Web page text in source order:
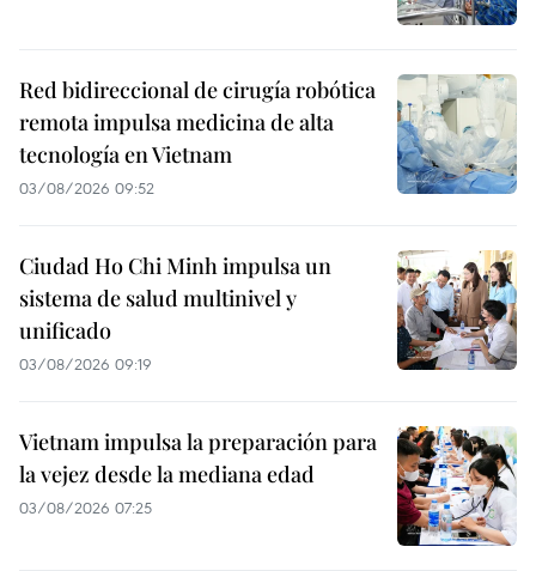
Red bidireccional de cirugía robótica
remota impulsa medicina de alta
tecnología en Vietnam
03/08/2026 09:52
Ciudad Ho Chi Minh impulsa un
sistema de salud multinivel y
unificado
03/08/2026 09:19
Vietnam impulsa la preparación para
la vejez desde la mediana edad
03/08/2026 07:25